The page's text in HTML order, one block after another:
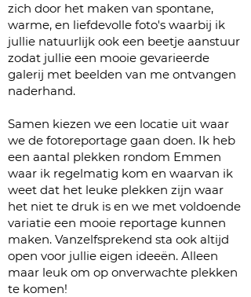
zich door het maken van spontane,
warme, en liefdevolle foto's waarbij ik
jullie natuurlijk ook een beetje aanstuur
zodat jullie een mooie gevarieerde
galerij met beelden van me ontvangen
naderhand.
Samen kiezen we een locatie uit waar
we de fotoreportage gaan doen. Ik heb
een aantal plekken rondom Emmen
waar ik regelmatig kom en waarvan ik
weet dat het leuke plekken zijn waar
het niet te druk is en we met voldoende
variatie een mooie reportage kunnen
maken. Vanzelfsprekend sta ook altijd
open voor jullie eigen ideeën. Alleen
maar leuk om op onverwachte plekken
te komen!